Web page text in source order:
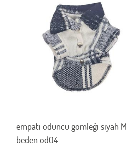
empati oduncu gömleği siyah M
beden od04